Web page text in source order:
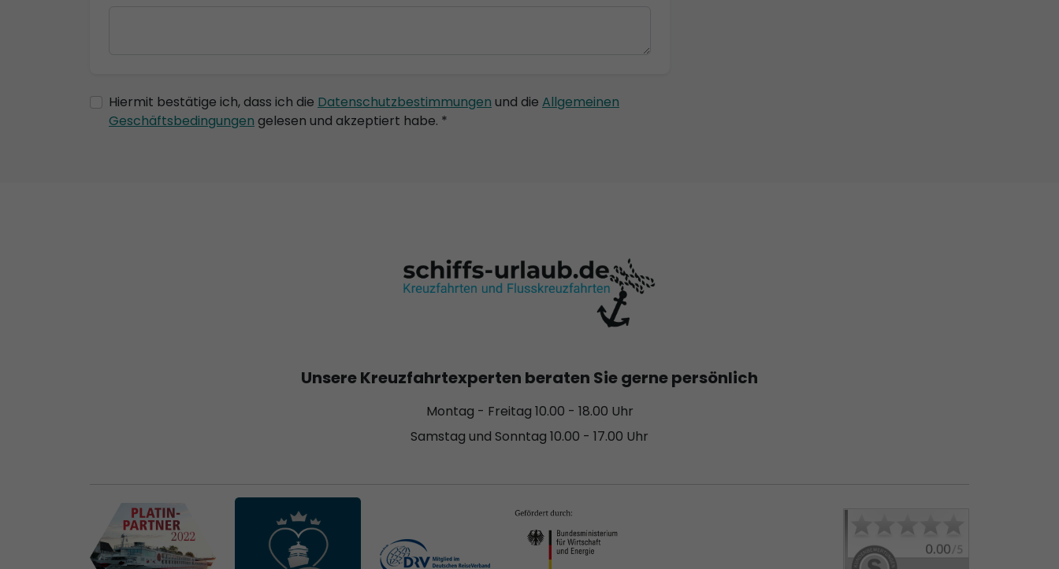
Hiermit bestätige ich, dass ich die Datenschutzbestimmungen und die Allgemeinen
Geschäftsbedingungen gelesen und akzeptiert habe. *
Unsere Kreuzfahrtexperten beraten Sie gerne persönlich
Montag - Freitag 10.00 - 18.00 Uhr
Samstag und Sonntag 10.00 - 17.00 Uhr